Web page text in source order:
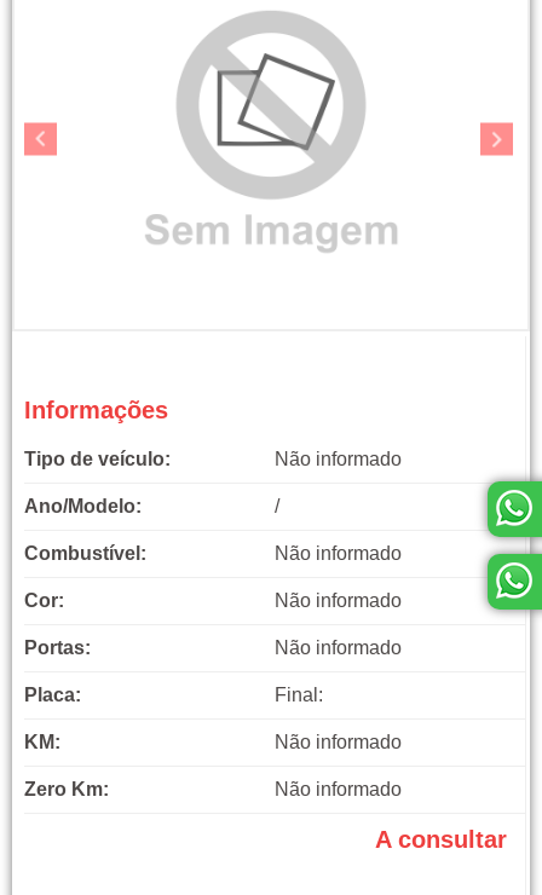
Informações
Tipo de veículo: Não informado
Ano/Modelo: /
Combustível: Não informado
Cor: Não informado
Portas: Não informado
Placa: Final:
KM: Não informado
Zero Km: Não informado
A consultar